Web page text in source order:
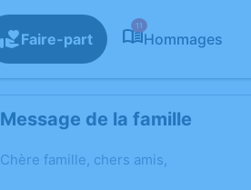
Faire-part
11
Hommages
Message de la famille
Chère famille, chers amis,